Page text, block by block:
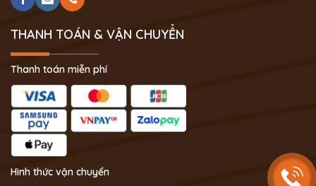
THANH TOÁN & VẬN CHUYỂN
Thanh toán miễn phí
Hình thức vận chuyển